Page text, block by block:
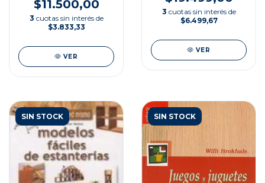
$11.500,00
3 cuotas sin interés de
$3.833,33
VER
3 cuotas sin interés de
$6.499,67
VER
SIN STOCK SIN STOCK